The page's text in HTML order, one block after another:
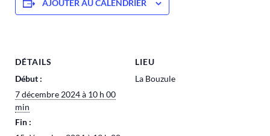
AJOUTER AU CALENDRIER
DÉTAILS
Début :
7 décembre 2024 à 10 h 00
min
Fin :
LIEU
La Bouzule